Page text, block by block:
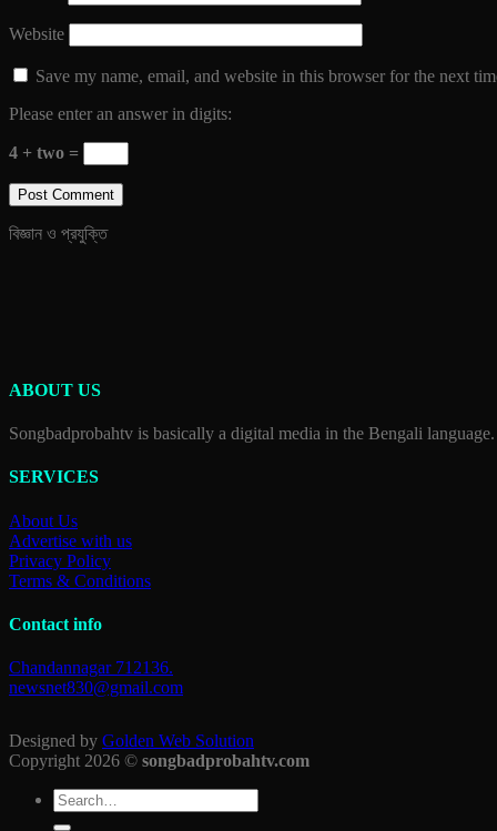
Website
Save my name, email, and website in this browser for the next
Please enter an answer in digits:
4 + two =
বিজ্ঞান ও প্রযুক্তি
ABOUT US
Songbadprobahtv is basically a digital media in the Bengali
SERVICES
About Us
Advertise with us
Privacy Policy
Terms & Conditions
Contact info
Chandannagar 712136.
newsnet830@gmail.com
Designed by Golden Web Solution
Copyright 2026 © songbadprobahtv.com